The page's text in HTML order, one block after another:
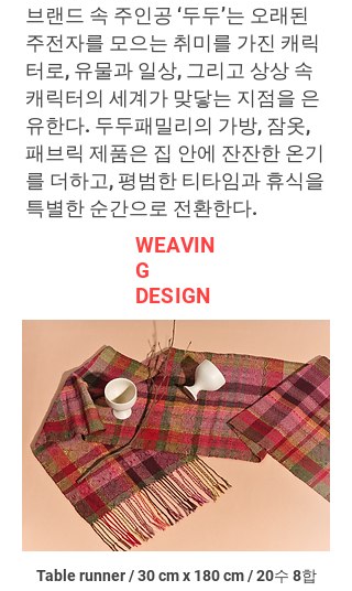
브랜드 속 주인공 ‘두두’는 오래된
주전자를 모으는 취미를 가진 캐릭
터로, 유물과 일상, 그리고 상상 속
캐릭터의 세계가 맞닿는 지점을 은
유한다. 두두패밀리의 가방, 잠옷,
패브릭 제품은 집 안에 잔잔한 온기
를 더하고, 평범한 티타임과 휴식을
특별한 순간으로 전환한다.
WEAVIN
G
DESIGN
Table runner / 30 cm x 180 cm / 20수 8합